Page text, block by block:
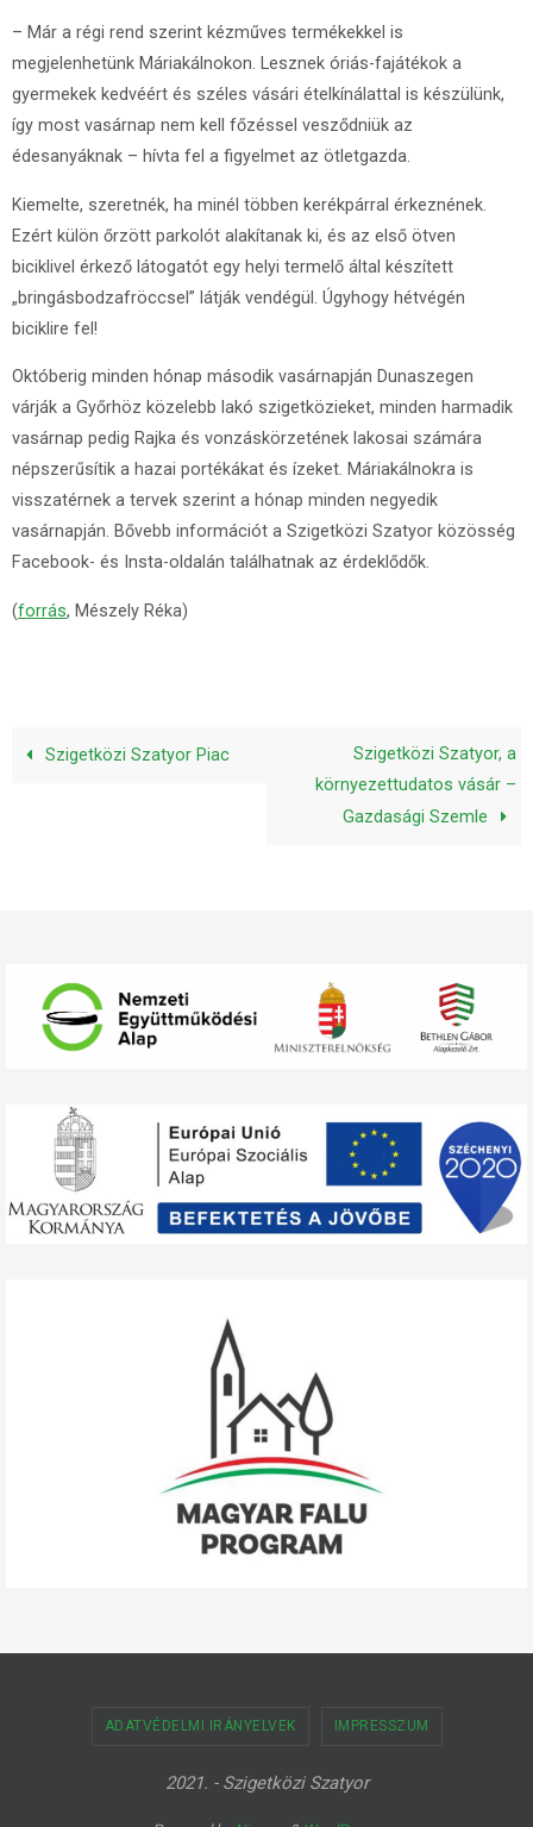
– Már a régi rend szerint kézműves termékekkel is
megjelenhetünk Máriakálnokon. Lesznek óriás-fajátékok a
gyermekek kedvéért és széles vásári ételkínálattal is készülünk,
így most vasárnap nem kell főzéssel vesződniük az
édesanyáknak – hívta fel a figyelmet az ötletgazda.
Kiemelte, szeretnék, ha minél többen kerékpárral érkeznének.
Ezért külön őrzött parkolót alakítanak ki, és az első ötven
biciklivel érkező látogatót egy helyi termelő által készített
„bringásbodzafröccsel” látják vendégül. Úgyhogy hétvégén
biciklire fel!
Októberig minden hónap második vasárnapján Dunaszegen
várják a Győrhöz közelebb lakó szigetközieket, minden harmadik
vasárnap pedig Rajka és vonzáskörzetének lakosai számára
népszerűsítik a hazai portékákat és ízeket. Máriakálnokra is
visszatérnek a tervek szerint a hónap minden negyedik
vasárnapján. Bővebb információt a Szigetközi Szatyor közösség
Facebook- és Insta-oldalán találhatnak az érdeklődők.
(forrás, Mészely Réka)
Szigetközi Szatyor Piac
Szigetközi Szatyor, a
környezettudatos vásár –
Gazdasági Szemle
ADATVÉDELMI IRÁNYELVEK IMPRESSZUM
2021. - Szigetközi Szatyor